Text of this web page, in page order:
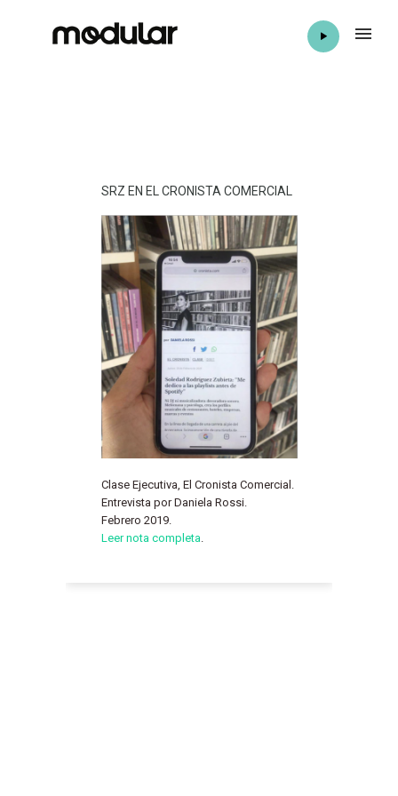
SRZ EN EL CRONISTA COMERCIAL
Clase Ejecutiva, El Cronista Comercial.
Entrevista por Daniela Rossi.
Febrero 2019.
Leer nota completa.